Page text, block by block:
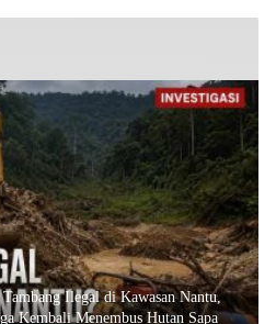
Ilegal di Kawasan Nantu,
Kembali Menembus Hutan Sapa